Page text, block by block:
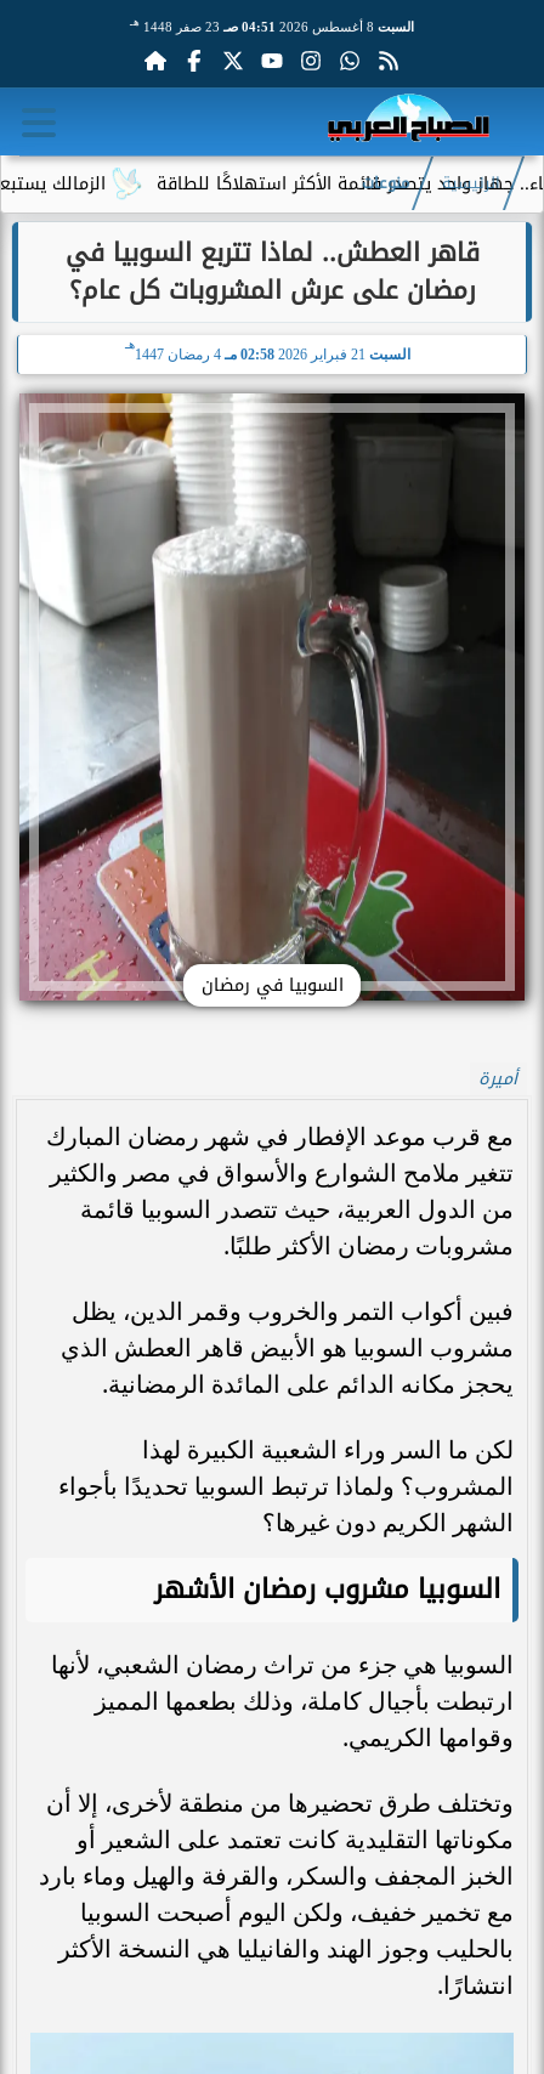
السبت 04:51 صـ 23 صفر 1448 هـ
الزمالك يستبعد 4 لاعبين شباب من حساباته في الموسم الجديد يتصدر قائمة الأكثر استهلاكًا للطاقة
الرئيسية منوعات
قاهر العطش.. لماذا تتربع السوبيا في
رمضان على عرش المشروبات كل عام؟
السبت 02:58 مـ 4 رمضان 1447
هـ
السوبيا في رمضان
أميرة
مع قرب موعد الإفطار في شهر رمضان المبارك
تتغير ملامح الشوارع والأسواق في مصر والكثير
من الدول العربية، حيث تتصدر السوبيا قائمة
مشروبات رمضان الأكثر طلبًا.
فبين أكواب التمر والخروب وقمر الدين، يظل
مشروب السوبيا هو الأبيض قاهر العطش الذي
يحجز مكانه الدائم على المائدة الرمضانية.
لكن ما السر وراء الشعبية الكبيرة لهذا
المشروب؟ ولماذا ترتبط السوبيا تحديدًا بأجواء
الشهر الكريم دون غيرها؟
السوبيا مشروب رمضان الأشهر
السوبيا هي جزء من تراث رمضان الشعبي، لأنها
ارتبطت بأجيال كاملة، وذلك بطعمها المميز
وقوامها الكريمي.
وتختلف طرق تحضيرها من منطقة لأخرى، إلا أن
مكوناتها التقليدية كانت تعتمد على الشعير أو
الخبز المجفف والسكر، والقرفة والهيل وماء بارد
مع تخمير خفيف، ولكن اليوم أصبحت السوبيا
بالحليب وجوز الهند والفانيليا هي النسخة الأكثر
انتشارًا.